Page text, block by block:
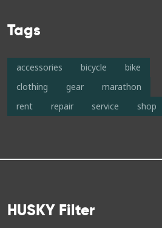
Tags
accessories bicycle
bike
clothing
gear
marathon
rent
repair service shop
HUSKY Filter